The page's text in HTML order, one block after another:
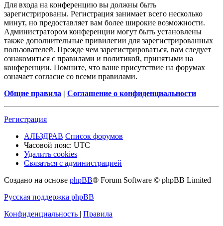
Для входа на конференцию вы должны быть
зарегистрированы. Регистрация занимает всего несколько
минут, но предоставляет вам более широкие возможности.
Администратором конференции могут быть установлены
также дополнительные привилегии для зарегистрированных
пользователей. Прежде чем зарегистрироваться, вам следует
ознакомиться с правилами и политикой, принятыми на
конференции. Помните, что ваше присутствие на форумах
означает согласие со всеми правилами.
Общие правила | Соглашение о конфиденциальности
Регистрация
АЛЬЗДРАВ Список форумов
Часовой пояс: UTC
Удалить cookies
Связаться с администрацией
Создано на основе phpBB® Forum Software © phpBB Limited
Русская поддержка phpBB
Конфиденциальность | Правила